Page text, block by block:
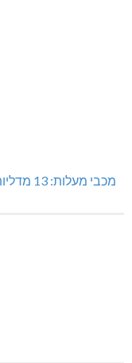
מכבי מעלות: 13 מדליות באליפות ישראל